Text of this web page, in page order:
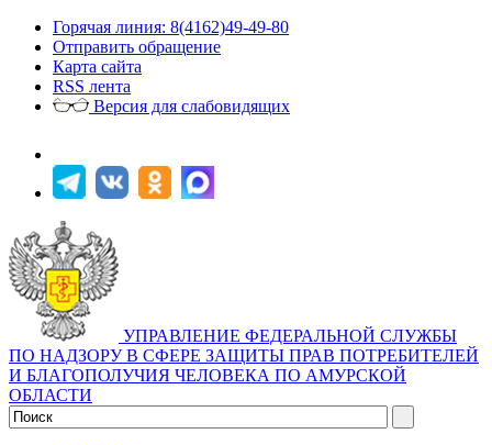
Горячая линия: 8(4162)49-49-80
Отправить обращение
Карта сайта
RSS лента
Версия для слабовидящих
УПРАВЛЕНИЕ ФЕДЕРАЛЬНОЙ СЛУЖБЫ
ПО НАДЗОРУ В СФЕРЕ ЗАЩИТЫ ПРАВ ПОТРЕБИТЕЛЕЙ
И БЛАГОПОЛУЧИЯ ЧЕЛОВЕКА ПО АМУРСКОЙ
ОБЛАСТИ